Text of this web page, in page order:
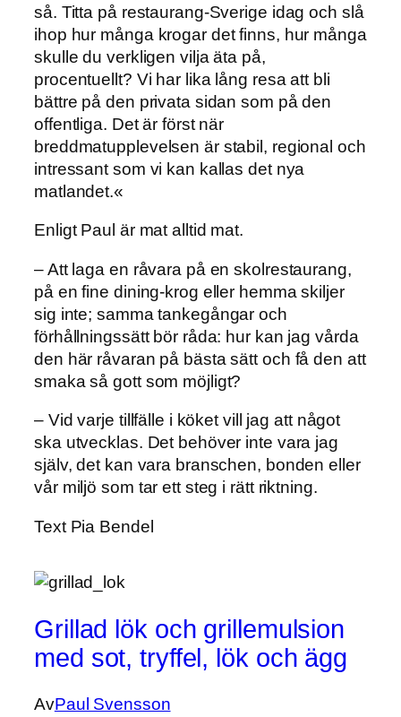
så. Titta på restaurang-Sverige idag och slå
ihop hur många krogar det finns, hur många
skulle du verkligen vilja äta på,
procentuellt? Vi har lika lång resa att bli
bättre på den privata sidan som på den
offentliga. Det är först när
breddmatupplevelsen är stabil, regional och
intressant som vi kan kallas det nya
matlandet.«
Enligt Paul är mat alltid mat.
– Att laga en råvara på en skolrestaurang,
på en fine dining-krog eller hemma skiljer
sig inte; samma tankegångar och
förhållningssätt bör råda: hur kan jag vårda
den här råvaran på bästa sätt och få den att
smaka så gott som möjligt?
– Vid varje tillfälle i köket vill jag att något
ska utvecklas. Det behöver inte vara jag
själv, det kan vara branschen, bonden eller
vår miljö som tar ett steg i rätt riktning.
Text Pia Bendel
Grillad lök och grillemulsion
med sot, tryffel, lök och ägg
AvPaul Svensson